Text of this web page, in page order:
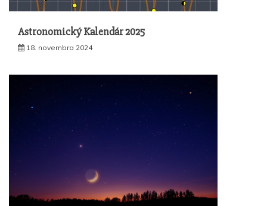
Astronomický Kalendár 2025
18. novembra 2024